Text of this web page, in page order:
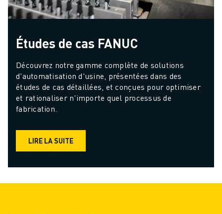
Études de cas FANUC
Découvrez notre gamme complète de solutions
d'automatisation d'usine, présentées dans des
études de cas détaillées, et conçues pour optimiser
et rationaliser n'importe quel processus de
fabrication.
LIRE LA SUITE